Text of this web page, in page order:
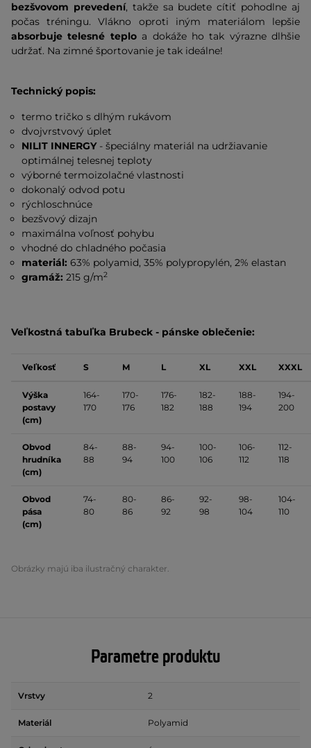
bezšvovom prevedení, takže sa budete cítiť pohodlne aj
počas tréningu. Vlákno oproti iným materiálom lepšie
absorbuje telesné teploa dokáže ho tak výrazne dlhšie
udržať. Na zimné športovanie je tak ideálne!
Technický popis:
termo tričko s dlhým rukávom
dvojvrstvový úplet
NILIT INNERGY- špeciálny materiál na udržiavanie
optimálnej telesnej teploty
výborné termoizolačné vlastnosti
dokonalý odvod potu
rýchloschnúce
bezšvový dizajn
maximálna voľnosť pohybu
vhodné do chladného počasia
materiál: 63% polyamid, 35% polypropylén, 2% elastan
gramáž: 215 g/m2
Veľkostná tabuľka Brubeck - pánske oblečenie:
Veľkosť S M L XL XXL XXXL
Výška
postavy
(cm)
164-
170
170-
176
176-
182
182-
188
188-
194
194-
200
Obvod
hrudníka
(cm)
84-
88
88-
94
94-
100
100-
106
106-
112
112-
118
Obvod
pása
(cm)
74-
80
80-
86
86-
92
92-
98
98-
104
104-
110
Obrázky majú iba ilustračný charakter.
Parametre produktu
Vrstvy 2
Materiál Polyamid